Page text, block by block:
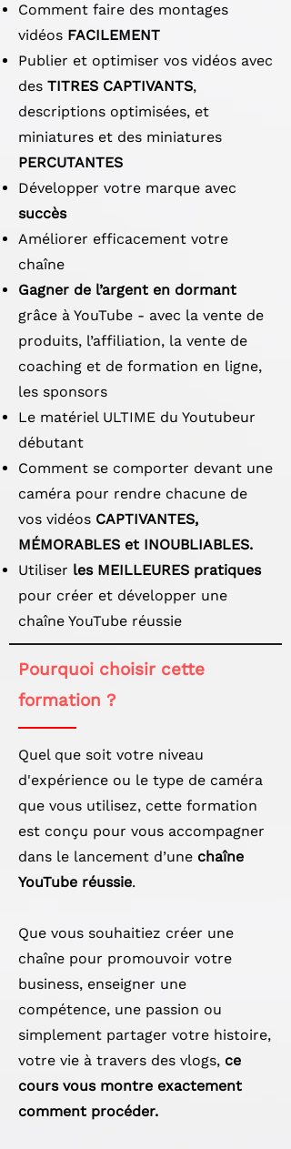
Comment faire des montages
vidéos FACILEMENT
Publier et optimiser vos vidéos avec
des TITRES CAPTIVANTS,
descriptions optimisées, et
miniatures et des miniatures
PERCUTANTES
Développer votre marque avec
succès
Améliorer efficacement votre
chaîne
Gagner de l’argent en dormant
grâce à YouTube - avec la vente de
produits, l’affiliation, la vente de
coaching et de formation en ligne,
les sponsors
Le matériel ULTIME du Youtubeur
débutant
Comment se comporter devant une
caméra pour rendre chacune de
vos vidéos CAPTIVANTES,
MÉMORABLES et INOUBLIABLES.
Utiliser les MEILLEURES pratiques
pour créer et développer une
chaîne YouTube réussie
Pourquoi choisir cette
formation ?
Quel que soit votre niveau
d'expérience ou le type de caméra
que vous utilisez, cette formation
est conçu pour vous accompagner
dans le lancement d’une chaîne
YouTube réussie.
Que vous souhaitiez créer une
chaîne pour promouvoir votre
business, enseigner une
compétence, une passion ou
simplement partager votre histoire,
votre vie à travers des vlogs, ce
cours vous montre exactement
comment procéder.